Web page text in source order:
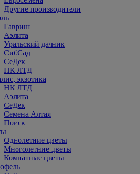
Другие производители
Гавриш
Аэлита
Уральский дачник
СибСад
СеДек
НК ЛТД
экзотика
НК ЛТД
Аэлита
СеДек
Семена Алтая
Поиск
Однолетние цветы
Многолетние цветы
Комнатные цветы